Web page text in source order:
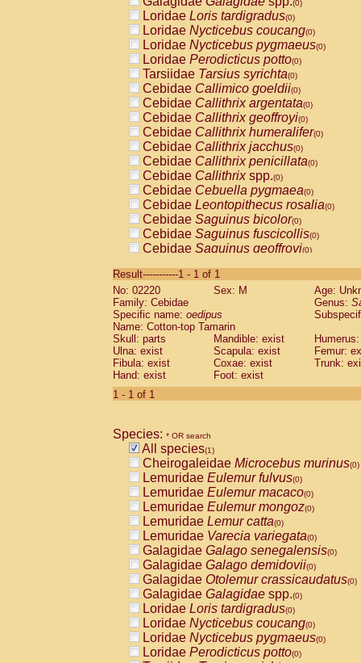
(0)
Loridae Loris tardigradus(0)
Loridae Nycticebus coucang(0)
Loridae Nycticebus pygmaeus(0)
Loridae Perodicticus potto(0)
Tarsiidae Tarsius syrichta(0)
Cebidae Callimico goeldii(0)
Cebidae Callithrix argentata(0)
Cebidae Callithrix geoffroyi(0)
Cebidae Callithrix humeralifer(0)
Cebidae Callithrix jacchus(0)
Cebidae Callithrix penicillata(0)
Cebidae Callithrixspp.(0)
Cebidae Cebuella pygmaea(0)
Cebidae Leontopithecus rosalia(0)
Cebidae Saguinus bicolor(0)
Cebidae Saguinus fuscicollis(0)
Cebidae Saguinus geoffroyi(0)
CebidaeSaguinus labiatus(0)
Cebidae Saguinus leucopus (0)
Cebidae
CebidaeSaguinus mystax
Cebidae Saguinus nigricollis (0)
Cebidae Saguinus oedipus
Cebidae Saguinus weddelli
Cebidae Saguinusspp.
Cebidae
CebidaeCebus capucinus
CebidaeCebus nigrivittatus
CebidaeCebus spp.(0)
CebidaeSaimiri boliviensis(0)
CebidaeSaimiri sciureus(0)
AtelidaeAlouatta caraya(0)
AtelidaeAlouatta fusca(0)
AtelidaeAlouatta seniculus(0)
AtelidaeAlouattaspp.(0)
AtelidaeAteles belzebuth(0)
AtelidaeAteles geoffroyi(0)
AtelidaeAteles paniscus(0)
AtelidaeAtelesspp.(0)
AtelidaeLagothrix lagothricha(0)
AtelidaeLagothrix lagothricha cana
PitheciidaeCacajao calvus
Result-----------1 - 1 of 1
No: 02220
Sex: M
Age:
Family: Cebidae
Genus:
Specific name: oedipus
Name: Cotton-top Tamarin
Skull: parts
Mandible: exist
Ulna: exist
Scapula: exist
Femur:
Fibula: exist
Coxae: exist
Trunk:
Hand: exist
Foot: exist
1 - 1 of 1
Species: * OR search
All species(1)
Cheirogaleidae Microcebus murinus(0)
Lemuridae Eulemur fulvus(0)
Lemuridae Eulemur macaco(0)
Lemuridae Eulemur mongoz(0)
Lemuridae Lemur catta(0)
Lemuridae Varecia variegata(0)
Galagidae Galago senegalensis(0)
Galagidae Galago demidovii(0)
Galagidae Otolemur crassicaudatus(0)
Galagidae Galagidae spp.(0)
Loridae Loris tardigradus(0)
Loridae Nycticebus coucang(0)
Loridae Nycticebus pygmaeus(0)
Loridae Perodicticus potto(0)